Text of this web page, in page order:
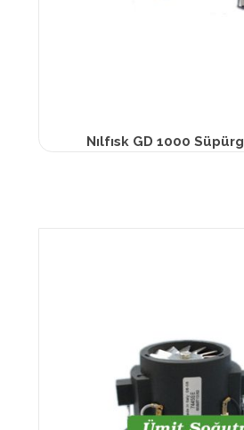
Nılfısk GD 1000